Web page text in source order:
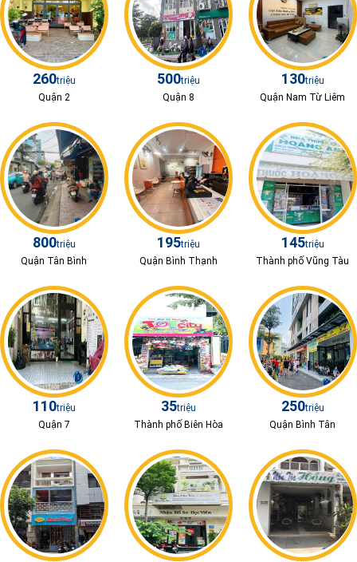
260triệu
Quận 2
500triệu
Quận 8
130triệu
Quận Nam Từ Liêm
800triệu
Quận Tân Bình
195triệu
Quận Bình Thạnh
145triệu
Thành phố Vũng Tàu
110triệu
Quận 7
35triệu
Thành phố Biên Hòa
250triệu
Quận Bình Tân